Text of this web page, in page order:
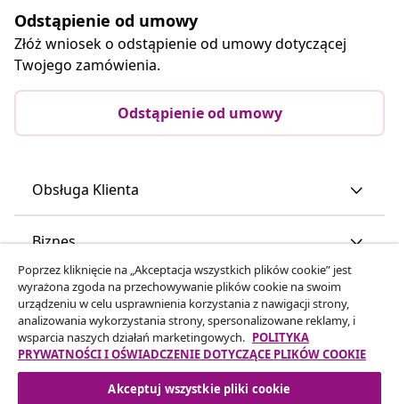
Odstąpienie od umowy
Złóż wniosek o odstąpienie od umowy dotyczącej
Twojego zamówienia.
Odstąpienie od umowy
Obsługa Klienta
Biznes
vidaXL
Odkryj więcej
Poprzez kliknięcie na „Akceptacja wszystkich plików cookie” jest
wyrażona zgoda na przechowywanie plików cookie na swoim
urządzeniu w celu usprawnienia korzystania z nawigacji strony,
analizowania wykorzystania strony, spersonalizowane reklamy, i
wsparcia naszych działań marketingowych. POLITYKA
PRYWATNOŚCI I OŚWIADCZENIE DOTYCZĄCE PLIKÓW COOKIE
Akceptuj wszystkie pliki cookie